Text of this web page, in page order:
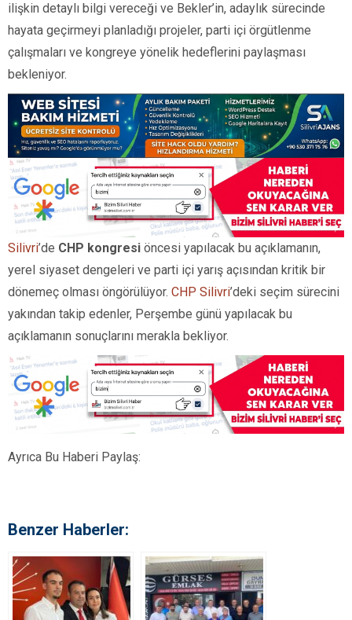
ilişkin detaylı bilgi vereceği ve Bekler’in, adaylık sürecinde
hayata geçirmeyi planladığı projeler, parti içi örgütlenme
çalışmaları ve kongreye yönelik hedeflerini paylaşması
bekleniyor.
Silivri’de CHP kongresi öncesi yapılacak bu açıklamanın,
yerel siyaset dengeleri ve parti içi yarış açısından kritik bir
dönemeç olması öngörülüyor. CHP Silivri’deki seçim sürecini
yakından takip edenler, Perşembe günü yapılacak bu
açıklamanın sonuçlarını merakla bekliyor.
Ayrıca Bu Haberi Paylaş:
Benzer Haberler: